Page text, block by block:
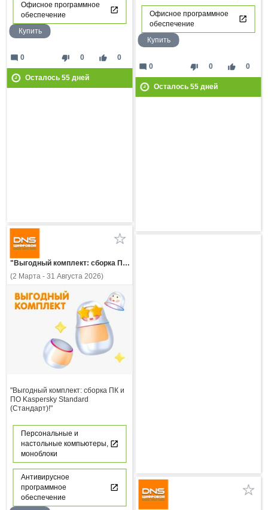
Офисное программное
обеспечение
Купить
thumb_down 0 thumb_up 0
mode_comment 0
Осталось 55дней
Офисное программное
обеспечение
Купить
thumb_down 0 thumb_up 0
mode_comment 0
Осталось 55дней
"Выгодный комплект: сборка ПК и ПО Kaspersky Standard (Стандарт)!"
(2 Марта - 31 Августа 2026)
"Выгодный комплект: сборка ПК и
ПО Kaspersky Standard
(Стандарт)!"
Персональные и
настольные компьютеры,
моноблоки
Антивирусное
программное
обеспечение